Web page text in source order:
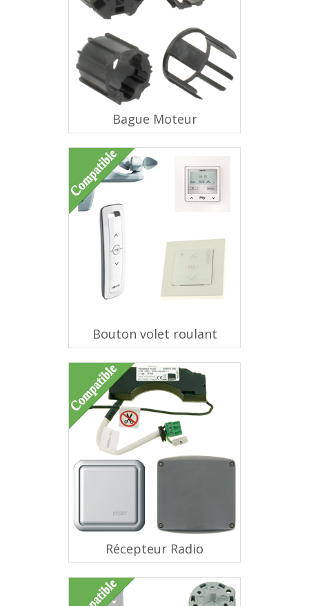
Bague Moteur
Bouton volet roulant
Récepteur Radio